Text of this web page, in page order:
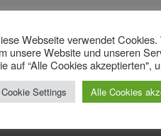
Webseite verwendet
unsere Website und unseren
auf “Alle Cookies akzeptierten",
Cookie Settings Alle Cookies